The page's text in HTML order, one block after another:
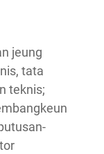
jeung
tata
teknis;